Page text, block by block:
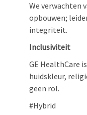
We verwachten
opbouwen;
integriteit.
Inclusiviteit
GE HealthCare
huidskleur,
geen rol.
#Hybrid